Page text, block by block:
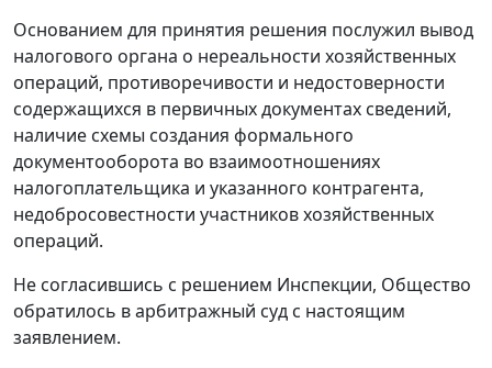
Основанием для принятия решения послужил вывод
налогового органа о нереальности хозяйственных
операций, противоречивости и недостоверности
содержащихся в первичных документах сведений,
наличие схемы создания формального
документооборота во взаимоотношениях
налогоплательщика и указанного контрагента,
недобросовестности участников хозяйственных
операций.
Не согласившись с решением Инспекции, Общество
обратилось в арбитражный суд с настоящим
заявлением.